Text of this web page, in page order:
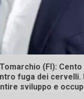
(FI):
fuga dei
sviluppo e